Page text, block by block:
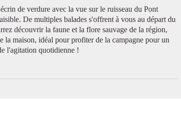
de verdure avec la vue sur le ruisseau du Pont
De multiples balades s'offrent à vous au départ du
découvrir la faune et la flore sauvage de la région,
la maison, idéal pour profiter de la campagne pour un
l'agitation quotidienne !